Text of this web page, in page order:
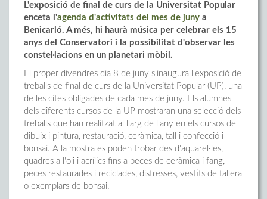
L'exposició de final de curs de la Universitat Popular
enceta l'agenda d'activitats del mes de juny a
Benicarló. A més, hi haurà música per celebrar els 15
anys del Conservatori i la possibilitat d'observar les
constel·lacions en un planetari mòbil.
El proper divendres dia 8 de juny s'inaugura l'exposició de
treballs de final de curs de la Universitat Popular (UP), una
de les cites obligades de cada mes de juny. Els alumnes
dels diferents cursos de la UP mostraran una selecció dels
treballs que han realitzat al llarg de l'any en els cursos de
dibuix i pintura, restauració, ceràmica, tall i confecció i
bonsai. A la mostra es poden trobar des d'aquarel·les,
quadres a l'oli i acrílics fins a peces de ceràmica i fang,
peces restaurades i reciclades, disfresses, vestits de fallera
o exemplars de bonsai.